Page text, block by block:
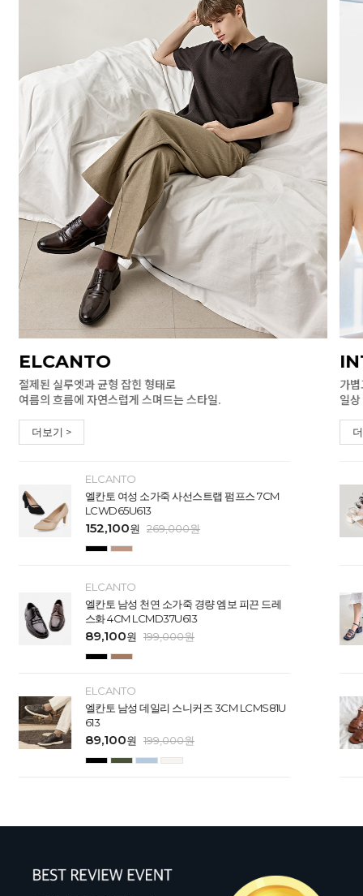
ELCANTO
절제된 실루엣과 균형 잡힌 형태로
여름의 흐름에 자연스럽게 스며드는 스타일.
더보기 >
ELCANTO
엘칸토 여성 소가죽 사선스트랩 펌프스 7CM
LCWD65U613
152,100원 269,000원
ELCANTO
엘칸토 남성 천연 소가죽 경량 엠보 피끈 드레
스화 4CM LCMD37U613
89,100원 199,000원
ELCANTO
엘칸토 남성 데일리 스니커즈 3CM LCMS81U
613
89,100원 199,000원
가
일